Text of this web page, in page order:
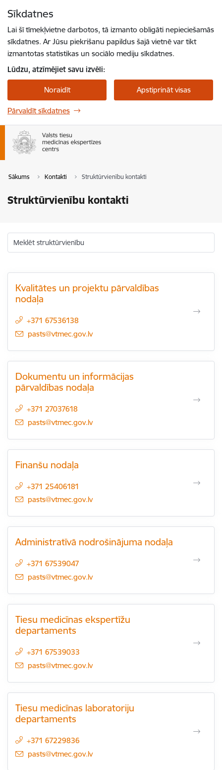
Sīkdatnes
Lai šī tīmekļvietne darbotos, tā izmanto obligāti nepieciešamās
sīkdatnes. Ar Jūsu piekrišanu papildus šajā vietnē var tikt
izmantotas statistikas un sociālo mediju sīkdatnes.
Lūdzu, atzīmējiet savu izvēli:
Noraidīt Apstiprināt visas
Pārvaldīt sīkdatnes
Sākums Kontakti Struktūrvienību kontakti
Struktūrvienību kontakti
Meklēt struktūrvienību
Kvalitātes un projektu pārvaldības
nodaļa
+371 67536138
E-pasts:
pasts@vtmec.gov.lv
Dokumentu un informācijas
pārvaldības nodaļa
+371 27037618
E-pasts:
pasts@vtmec.gov.lv
Finanšu nodaļa
+371 25406181
E-pasts:
pasts@vtmec.gov.lv
Administratīvā nodrošinājuma nodaļa
+371 67539047
E-pasts:
pasts@vtmec.gov.lv
Tiesu medicīnas ekspertīžu
departaments
+371 67539033
E-pasts:
pasts@vtmec.gov.lv
Tiesu medicīnas laboratoriju
departaments
+371 67229836
E-pasts:
pasts@vtmec.gov.lv